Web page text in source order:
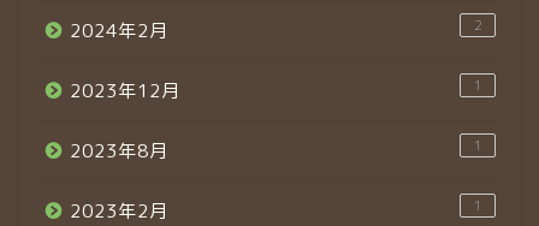
2024年2月 2
2023年12月 1
2023年8月 1
2023年2月 1